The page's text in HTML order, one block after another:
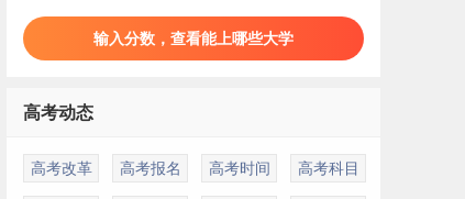
输入分数，查看能上哪些大学
高考动态
高考改革 高考报名 高考时间 高考科目